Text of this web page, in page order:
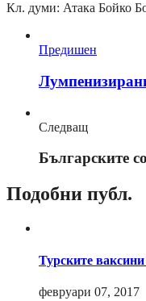
Кл. думи: Атака Бойко
Предишен
Следващ
Българските
Подобни публ.
Турските
февруари 07, 2017